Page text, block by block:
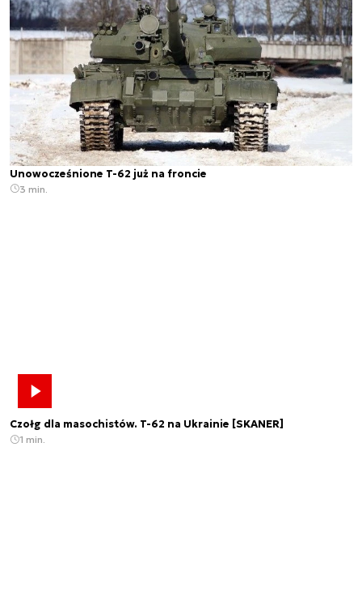
Unowocześnione T-62 już na froncie
3 min.
Czołg dla masochistów. T-62 na Ukrainie [SKANER]
1 min.